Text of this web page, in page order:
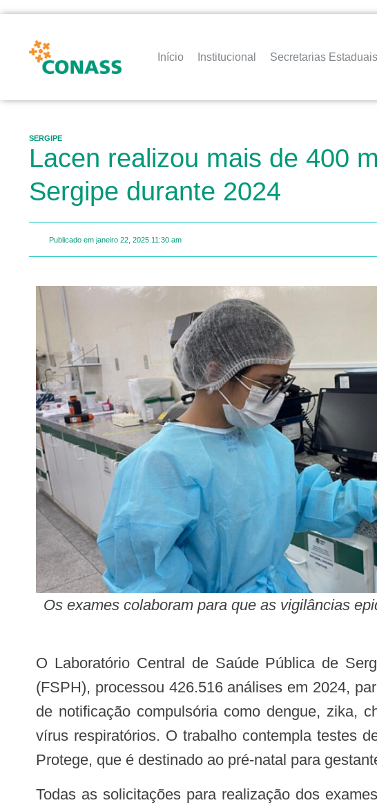
Início Institucional Secretarias
SERGIPE
Lacen realizou mais de 400
Sergipe durante 2024
Publicado em janeiro 22, 2025 11:30 am
Os exames colaboram para que as vigilâncias
O Laboratório Central de Saúde Pública de Sergipe (Lacen), unidade gerenciada pela Fundação de Saúde Parreiras Horta
(FSPH), processou 426.516 análises em 2024,
de notificação compulsória como dengue, zika,
vírus respiratórios. O trabalho contempla testes
Protege, que é destinado ao pré-natal para
Todas as solicitações para realização dos exames são feitas pelos municípios, responsáveis pelas coletas, armazenamento e